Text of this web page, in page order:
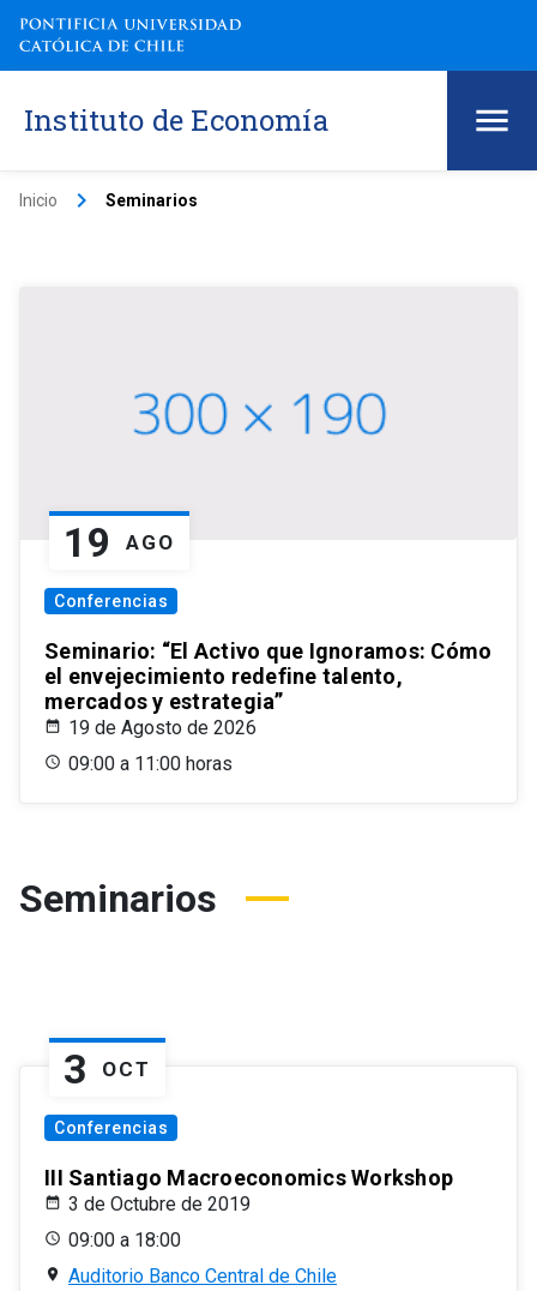
Instituto de Economía
Inicio keyboard_arrow_right Seminarios
19 AGO
Conferencias
Seminario: “El Activo que Ignoramos: Cómo
el envejecimiento redefine talento,
mercados y estrategia”
19 de Agosto de 2026
09:00 a 11:00 horas
Seminarios
3 OCT
Conferencias
III Santiago Macroeconomics Workshop
3 de Octubre de 2019
09:00 a 18:00
Auditorio Banco Central de Chile